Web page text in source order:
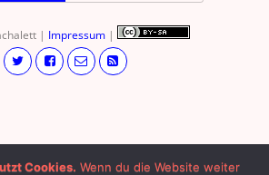
| Impressum |
Cookies. Wenn du die Website weiter